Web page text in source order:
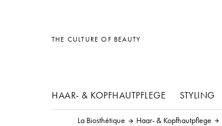
THE CULTURE OF BEAUTY
HAAR- & KOPFHAUTPFLEGE STYLING
Sonstiges
La Biosthétique Haar- & Kopfhautpflege